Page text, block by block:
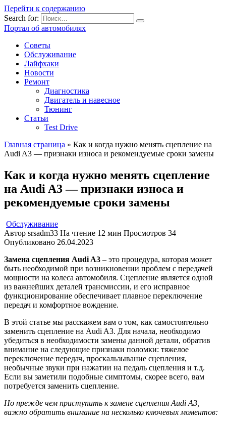
Перейти к содержанию
Search for:
Портал об автомобилях
Советы
Обслуживание
Лайфхаки
Новости
Ремонт
Диагностика
Двигатель и навесное
Тюнинг
Статьи
Test Drive
Главная страница » Как и когда нужно менять сцепление на
Audi A3 — признаки износа и рекомендуемые сроки замены
Как и когда нужно менять сцепление
на Audi A3 — признаки износа и
рекомендуемые сроки замены
Обслуживание
Автор srsadm33 На чтение 12 мин Просмотров 34
Опубликовано 26.04.2023
Замена сцепления Audi A3 – это процедура, которая может
быть необходимой при возникновении проблем с передачей
мощности на колеса автомобиля. Сцепление является одной
из важнейших деталей трансмиссии, и его исправное
функционирование обеспечивает плавное переключение
передач и комфортное вождение.
В этой статье мы расскажем вам о том, как самостоятельно
заменить сцепление на Audi A3. Для начала, необходимо
убедиться в необходимости замены данной детали, обратив
внимание на следующие признаки поломки: тяжелое
переключение передач, проскальзывание сцепления,
необычные звуки при нажатии на педаль сцепления и т.д.
Если вы заметили подобные симптомы, скорее всего, вам
потребуется заменить сцепление.
Но прежде чем приступить к замене сцепления Audi A3,
важно обратить внимание на несколько ключевых моментов: